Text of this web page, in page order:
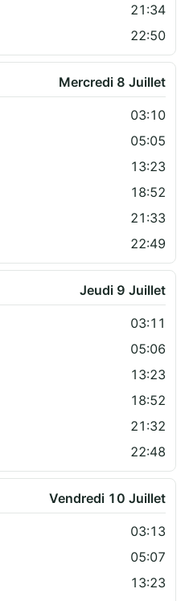
21:34
22:50
Mercredi 8 Juillet
03:10
05:05
13:23
18:52
21:33
22:49
Jeudi 9 Juillet
03:11
05:06
13:23
18:52
21:32
22:48
Vendredi 10 Juillet
03:13
05:07
13:23